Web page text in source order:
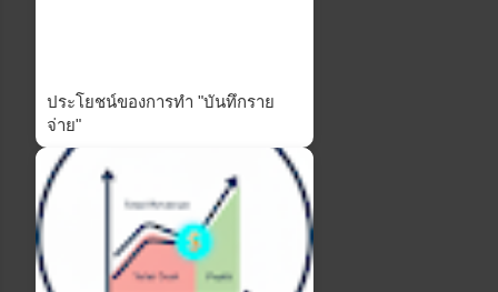
ประโยชน์ของการทำ "บันทึกราย
จ่าย"